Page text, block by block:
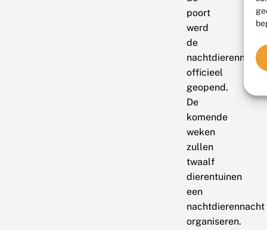
poort
werd
de
nachtdierennacht
officieel
geopend.
De
komende
weken
zullen
twaalf
dierentuinen
een
nachtdierennacht
organiseren.